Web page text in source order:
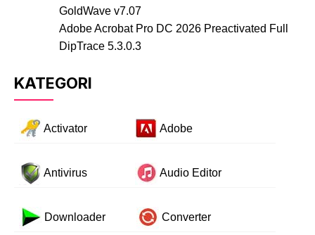
GoldWave v7.07
Adobe Acrobat Pro DC 2026 Preactivated Full
DipTrace 5.3.0.3
KATEGORI
Activator Adobe
Antivirus Audio Editor
Downloader Converter